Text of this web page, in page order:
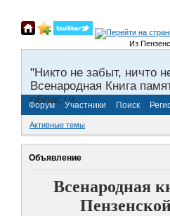
Из
"Никто не забыт, ничто
Всенародная Книга
области.
Форум Участники Поиск
Активные темы
Объявление
Всенародная